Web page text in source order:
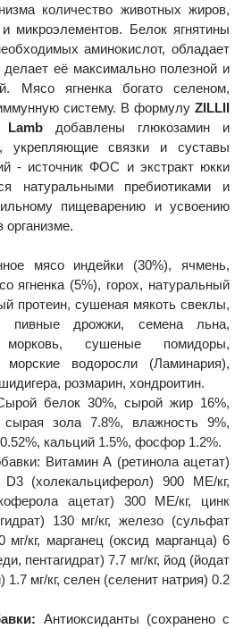
количество животных жиров,
микроэлементов. Белок ягнятины
аминокислот, обладает
делает её максимально полезной и
Мясо ягненка богато селеном,
систему. В формулу ZILLII
добавлены глюкозамин и
укрепляющие связки и суставы
- источник ФОС и экстракт юкки
натуральными пребиотиками и
пищеварению и усвоению
организме.
мясо индейки (30%), ячмень,
ягненка (5%), горох, натуральный
протеин, сушеная мякоть свеклы,
пивные дрожжи, семена льна,
сушеные помидоры,
морские водоросли (Ламинария),
розмарин, хондроитин.
белок 30%, сырой жир 16%,
зола 7.8%, влажность 9%,
кальций 1.5%, фосфор 1.2%.
Витамин А (ретинола ацетат)
(холекальциферол) 900 МЕ/кг,
ацетат) 300 МЕ/кг, цинк
130 мг/кг, железо (сульфат
мг/кг, марганец (оксид марганца) 6
пентагидрат) 7.7 мг/кг, йод (йодат
мг/кг, селен (селенит натрия) 0.2
Антиоксиданты (сохранено с